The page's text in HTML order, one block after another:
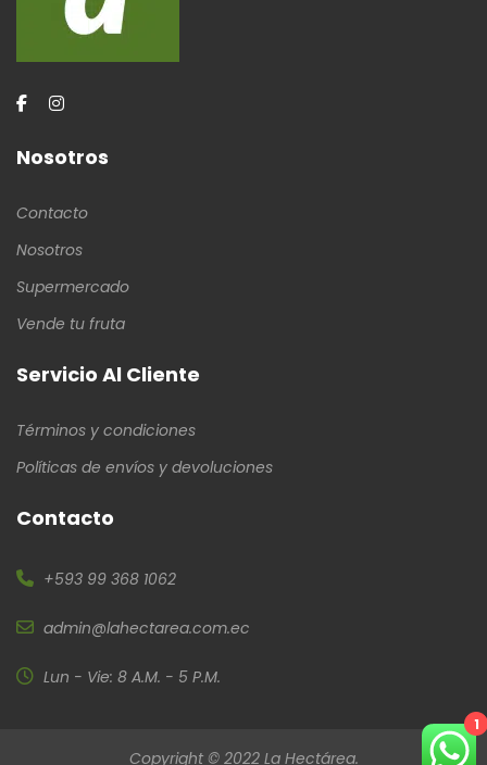
Nosotros
Contacto
Nosotros
Supermercado
Vende tu fruta
Servicio Al Cliente
Términos y condiciones
Políticas de envíos y devoluciones
Contacto
+593 99 368 1062
admin@lahectarea.com.ec
Lun - Vie: 8 A.M. - 5 P.M.
Copyright © 2022 La Hectárea.
1